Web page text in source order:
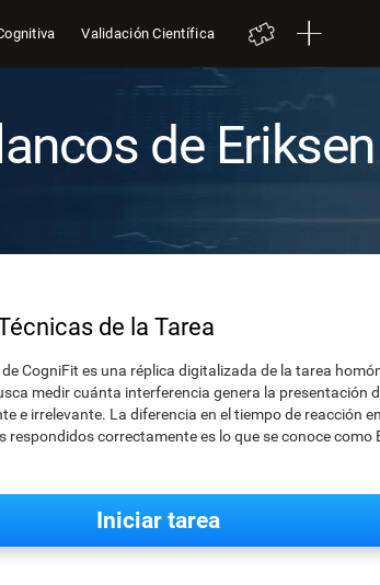
Validación Científica
de Eriksen
de la Tarea
de CogniFit es una réplica digitalizada de la tarea
medir cuánta interferencia genera la presentación
e irrelevante. La diferencia en el tiempo de reacción
respondidos correctamente es lo que se conoce como
Iniciar tarea